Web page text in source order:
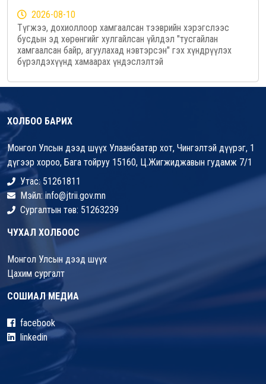
2026-08-10
Түгжээ, дохиоллоор хамгаалсан тээврийн хэрэгслээс
бусдын эд хөрөнгийг хулгайлсан үйлдэл "тусгайлан
хамгаалсан байр, агуулахад нэвтэрсэн" гэх хүндрүүлэх
бүрэлдэхүүнд хамаарах үндэслэлтэй
ХОЛБОО БАРИХ
Монгол Улсын дээд шүүх Улаанбаатар хот, Чингэлтэй дүүрэг, 1
дүгээр хороо, Бага тойруу 15160, Ц.Жигжиджавын гудамж 7/1
Утас: 51261811
Мэйл: info@jtrii.gov.mn
Сургалтын төв: 51263239
ЧУХАЛ ХОЛБООС
Монгол Улсын дээд шүүх
Цахим сургалт
СОШИАЛ МЕДИА
facebook
linkedin